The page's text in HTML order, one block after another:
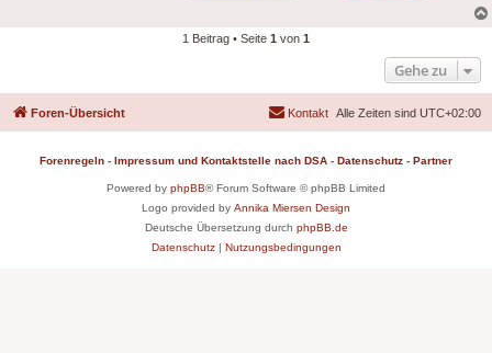
1 Beitrag • Seite 1 von 1
Gehe zu
Foren-Übersicht Alle Zeiten sind UTC+02:00
Kontakt
Forenregeln - Impressum und Kontaktstelle nach DSA - Datenschutz - Partner
Powered by phpBB® Forum Software © phpBB Limited
Logo provided by Annika Miersen Design
Deutsche Übersetzung durch phpBB.de
Datenschutz| Nutzungsbedingungen